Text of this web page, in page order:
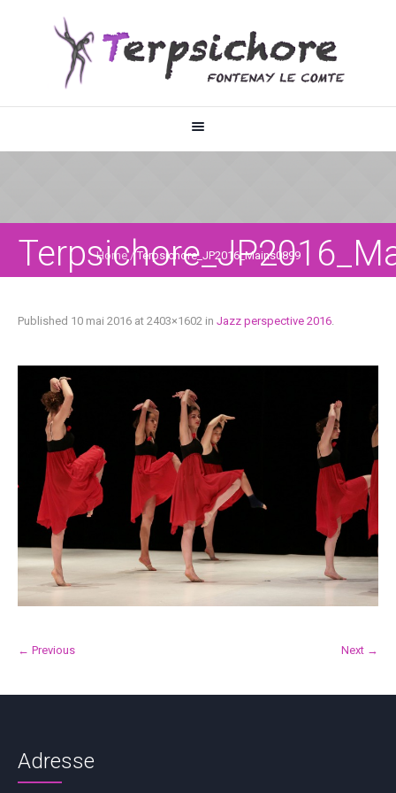
Home /Terpsichore_JP2016_Mains0899
Published 10 mai 2016 at 2403×1602 in Jazz perspective 2016.
← Previous Next →
Adresse